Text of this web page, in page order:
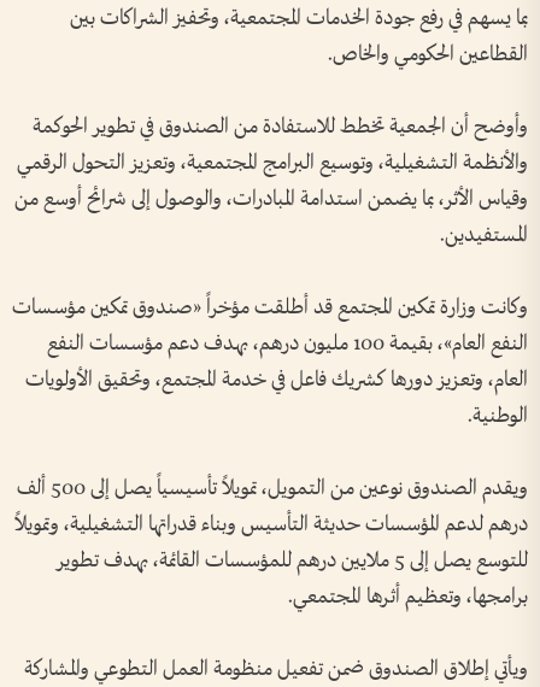
بما يسهم في رفع جودة الخدمات المجتمعية، وتحفيز الشراكات بين
القطاعين الحكومي والخاص.
وأوضح أن الجمعية تخطط للاستفادة من الصندوق في تطوير الحوكمة
والأنظمة التشغيلية، وتوسيع البرامج المجتمعية، وتعزيز التحول الرقمي
وقياس الأثر، بما يضمن استدامة المبادرات، والوصول إلى شرائح أوسع من
المستفيدين.
وكانت وزارة تمكين المجتمع قد أطلقت مؤخراً «صندوق تمكين مؤسسات
النفع العام»، بقيمة 100 مليون درهم، بهدف دعم مؤسسات النفع
العام، وتعزيز دورها كشريك فاعل في خدمة المجتمع، وتحقيق الأولويات
الوطنية.
ويقدم الصندوق نوعين من التمويل، تمويلاً تأسيسياً يصل إلى 500 ألف
درهم لدعم المؤسسات حديثة التأسيس وبناء قدراتها التشغيلية، وتمويلاً
للتوسع يصل إلى 5 ملايين درهم للمؤسسات القائمة، بهدف تطوير
برامجها، وتعظيم أثرها المجتمعي.
ويأتي إطلاق الصندوق ضمن تفعيل منظومة العمل التطوعي والمشاركة